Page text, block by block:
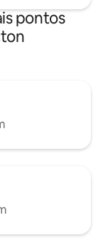
pontos